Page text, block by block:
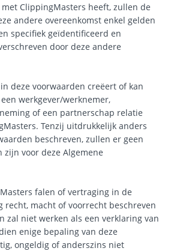
ClippingMasters heeft, zullen de
andere overeenkomst enkel gelden
specifiek geïdentificeerd en
door deze andere
deze voorwaarden creëert of kan
werkgever/werknemer,
of een partnerschap relatie
Tenzij uitdrukkelijk anders
beschreven, zullen er geen
voor deze Algemene
falen of vertraging in de
recht, macht of voorrecht beschreven
zal niet werken als een verklaring van
enige bepaling van deze
ongeldig of anderszins niet